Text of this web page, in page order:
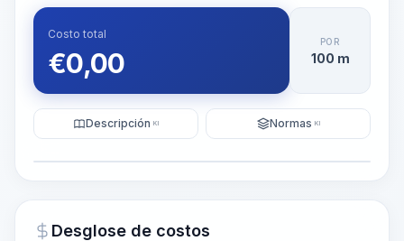
~15-30 Sek.
Costo total
€0,00
POR
100 m
Descripción KI Normas KI
Desglose de costos